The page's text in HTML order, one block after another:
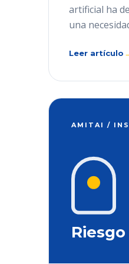
artificial ha
una
Leer artículo
AMITAI /